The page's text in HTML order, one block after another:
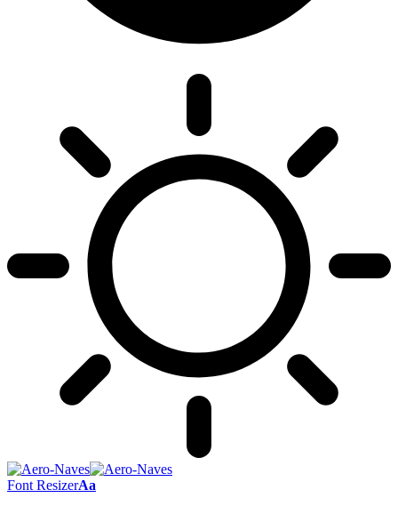
Font ResizerAa